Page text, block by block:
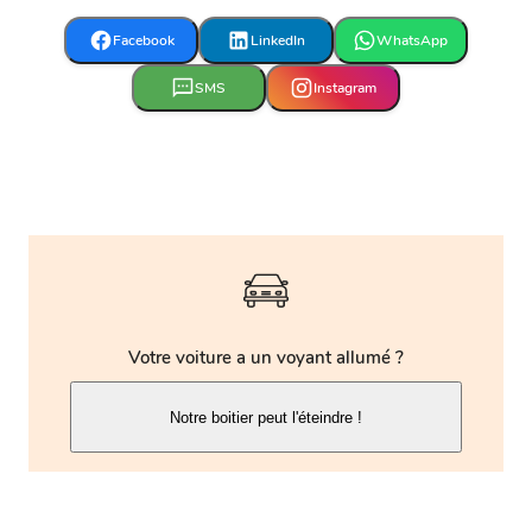
Facebook LinkedIn WhatsApp
SMS Instagram
Votre voiture a un voyant allumé ?
Notre boitier peut l'éteindre !